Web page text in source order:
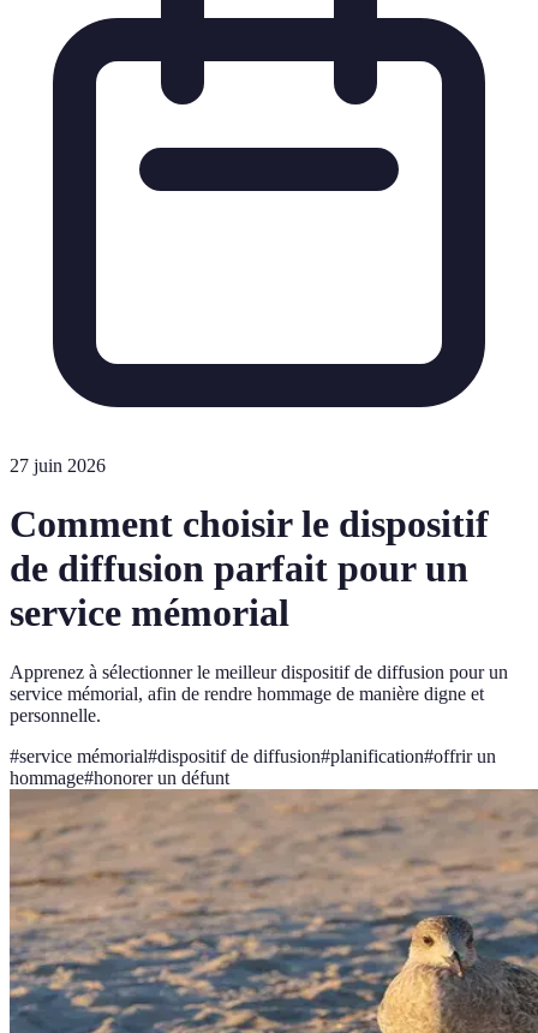
27 juin 2026
Comment choisir le dispositif
de diffusion parfait pour un
service mémorial
Apprenez à sélectionner le meilleur dispositif de diffusion pour un
service mémorial, afin de rendre hommage de manière digne et
personnelle.
#service mémorial#dispositif de diffusion#planification#offrir un
hommage#honorer un défunt